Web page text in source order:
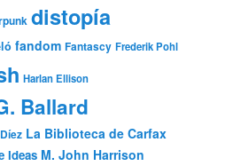
distopía
fandom Fantascy Frederik Pohl
Harlan Ellison
Ballard
La Biblioteca de Carfax
Ideas M. John Harrison